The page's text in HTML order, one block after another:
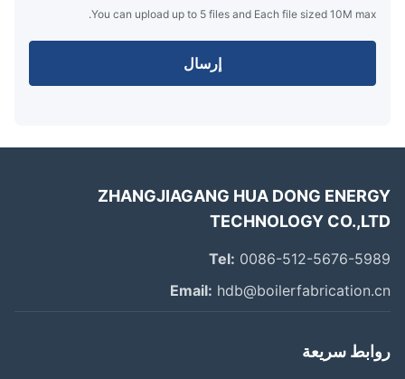
You can upload up to 5 files and Each file sized 10M max.
إرسال
ZHANGJIAGANG HUA DONG
TECHNOLOGY
Tel:0086-512-5676-
Email:
سريعة